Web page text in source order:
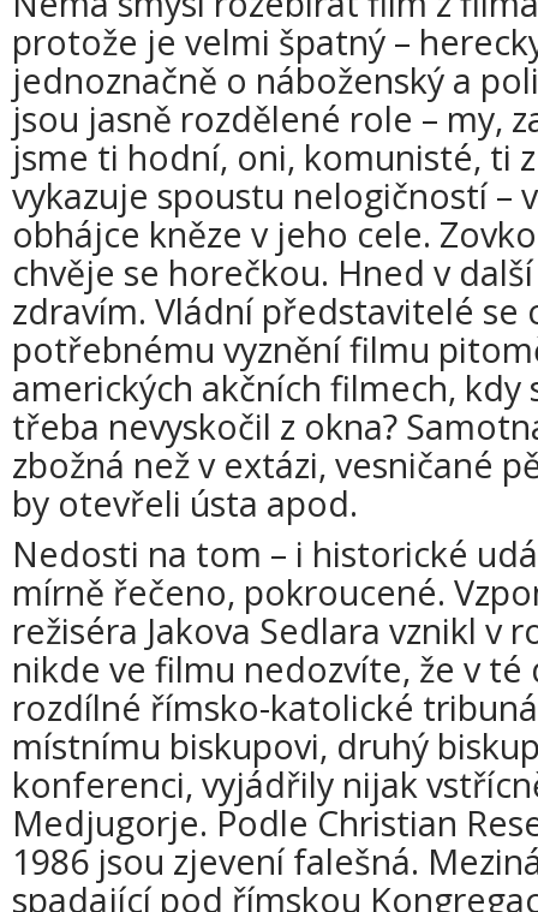
protože je velmi špatný –
jednoznačně o náboženský a
jsou jasně rozdělené role – my,
jsme ti hodní, oni, komunisté, ti
vykazuje spoustu nelogičností –
obhájce kněze v jeho cele.
chvěje se horečkou. Hned v
zdravím. Vládní představitelé se
potřebnému vyznění filmu
amerických akčních filmech, kdy
třeba nevyskočil z okna?
zbožná než v extázi, vesničané
by otevřeli ústa apod.
Nedosti na tom – i historické
mírně řečeno, pokroucené.
režiséra Jakova Sedlara vznikl v
nikde ve filmu nedozvíte, že v té
rozdílné římsko-katolické
místnímu biskupovi, druhý
konferenci, vyjádřily nijak
Medjugorje. Podle Christian
1986 jsou zjevení falešná.
spadající pod římskou